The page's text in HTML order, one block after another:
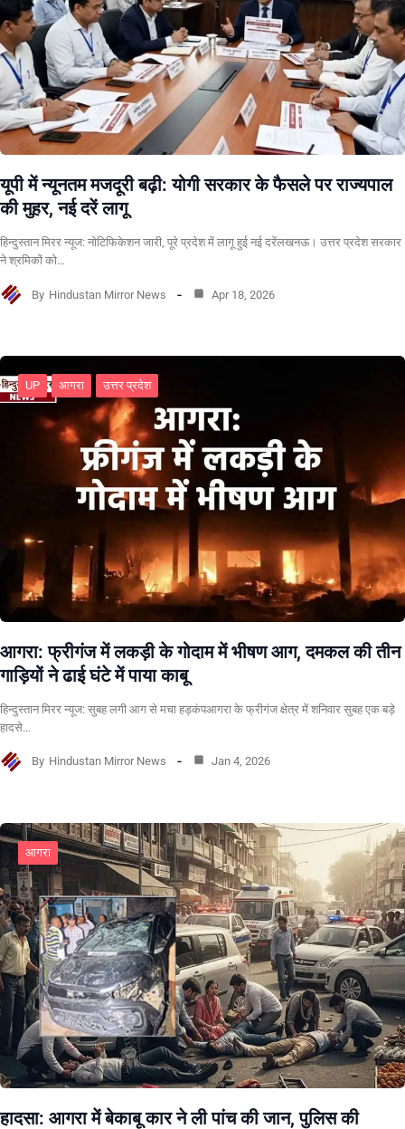
यूपी में न्यूनतम मजदूरी बढ़ी: योगी सरकार के फैसले पर राज्यपाल
की मुहर, नई दरें लागू
हिन्दुस्तान मिरर न्यूज: नोटिफिकेशन जारी, पूरे प्रदेश में लागू हुई नई दरेंलखनऊ। उत्तर प्रदेश सरकार
ने श्रमिकों को…
By Hindustan Mirror News Apr 18, 2026
UP आगरा उत्तर प्रदेश
आगरा: फ्रीगंज में लकड़ी के गोदाम में भीषण आग, दमकल की तीन
गाड़ियों ने ढाई घंटे में पाया काबू
हिन्दुस्तान मिरर न्यूज: सुबह लगी आग से मचा हड़कंपआगरा के फ्रीगंज क्षेत्र में शनिवार सुबह एक बड़े
हादसे…
By Hindustan Mirror News Jan 4, 2026
आगरा
हादसा: आगरा में बेकाबू कार ने ली पांच की जान, पुलिस की